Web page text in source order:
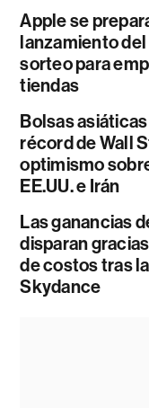
Apple se
lanzamiento
sorteo para
tiendas
Bolsas
récord de Wall
optimismo
EE.UU. e Irán
Las ganancias
disparan
de costos tras
Skydance